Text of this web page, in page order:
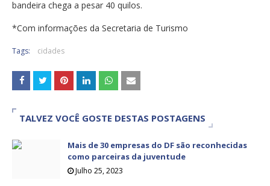
bandeira chega a pesar 40 quilos.
*Com informações da Secretaria de Turismo
Tags: cidades
TALVEZ VOCÊ GOSTE DESTAS POSTAGENS
Mais de 30 empresas do DF são reconhecidas
como parceiras da juventude
Julho 25, 2023